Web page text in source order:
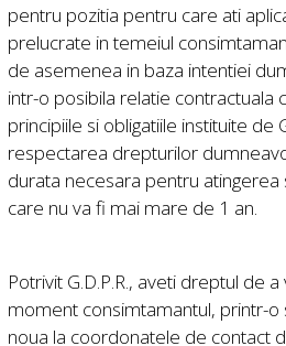
pentru pozitia pentru care ati
prelucrate in temeiul
de asemenea in baza intentiei
intr-o posibila relatie contractuala
principiile si obligatiile instituite de
respectarea drepturilor
durata necesara pentru atingerea
care nu va fi mai mare de 1 an.
Potrivit G.D.P.R., aveti dreptul de
moment consimtamantul, printr-
noua la coordonatele de contact